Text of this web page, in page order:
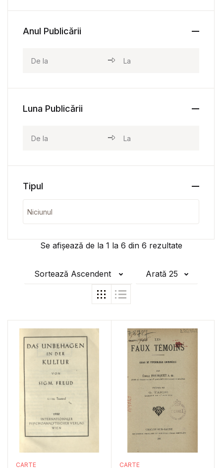
Se afișează de la 1 la 6 din 6 rezultate
Sortează Ascendent Arată 25
CARTE CARTE
Anul Publicării
Luna Publicării
Tipul